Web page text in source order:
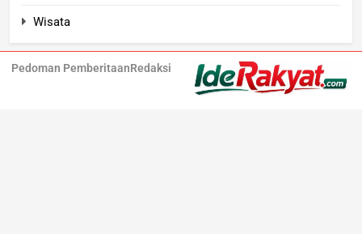
Wisata
Pedoman PemberitaanRedaksi